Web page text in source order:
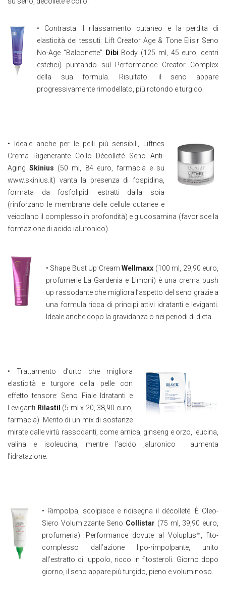
• Contrasta il rilassamento cutaneo e la perdita di
elasticità dei tessuti: Lift Creator Age & Tone Elisir Seno
No-Age “Balconette”
Dibi Body (125 ml, 45 euro, centri
estetici) puntando sul Performance Creator Complex
della sua formula. Risultato: il seno appare
progressivamente rimodellato, più rotondo e turgido.
• Ideale anche per le pelli più sensibili, Liftnes
Crema Rigenerante Collo Décolleté Seno Anti-
AgingSkinius (50 ml, 84 euro, farmacia e su
www.skinius.it) vanta la presenza di fospidina,
formata da fosfolipidi estratti dalla soia
(rinforzano le membrane delle cellule cutanee e
veicolano il complesso in profondità) e glucosamina (favorisce la
formazione di acido ialuronico).
• Shape Bust Up CreamWellmaxx (100 ml, 29,90 euro,
profumerie La Gardenia e Limoni) è una crema push
up rassodante che migliora l’aspetto del seno grazie a
una formula ricca di principi attivi idratanti e leviganti.
Ideale anche dopo la gravidanza o nei periodi di dieta.
• Trattamento d’urto che migliora
elasticità e turgore della pelle con
effetto tensore: Seno Fiale Idratanti e
Leviganti Rilastil (5 ml x 20, 38,90 euro,
farmacia). Merito di un mix di sostanze
mirate dalle virtù rassodanti, come arnica, ginseng e orzo, leucina,
valina e isoleucina, mentre l’acido jaluronico aumenta
l’idratazione.
• Rimpolpa, scolpisce e ridisegna il décolleté. È Oleo-
Siero Volumizzante Seno Collistar (75 ml, 39,90 euro,
profumeria). Performance dovute al Voluplus™, fito-
complesso dall’azione lipo-rimpolpante, unito
all’estratto di luppolo, ricco in fitosteroli. Giorno dopo
giorno, il seno appare più turgido, pieno e voluminoso.